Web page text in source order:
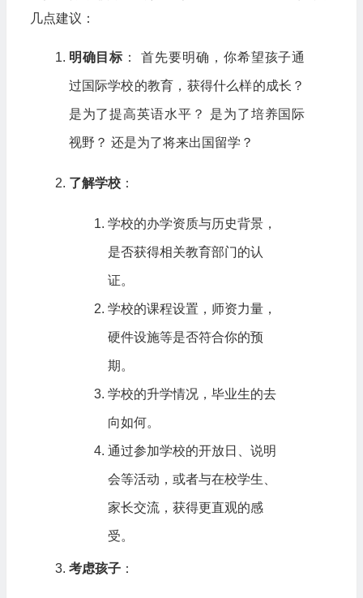
几点建议：
明确目标 ： 首先要明确，你希望孩子通
过国际学校的教育，获得什么样的成长？
是为了提高英语水平？ 是为了培养国际
视野？ 还是为了将来出国留学？
了解学校：
学校的办学资质与历史背景，
是否获得相关教育部门的认
证。
学校的课程设置，师资力量，
硬件设施等是否符合你的预
期。
学校的升学情况，毕业生的去
向如何。
通过参加学校的开放日、说明
会等活动，或者与在校学生、
家长交流，获得更直观的感
受。
考虑孩子：